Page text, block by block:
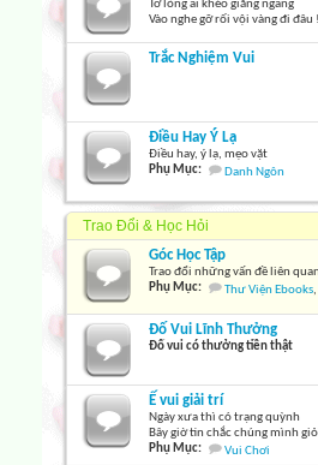
Tơ lòng ai khéo giăng ngang
Vào nghe gỡ rối vội vàng đi đâu
Trắc Nghiệm Vui
Điều Hay Ý Lạ
Điều hay, ý lạ, mẹo vặt
Phụ Mục:
Danh Ngôn
Trao Đổi & Học Hỏi
Góc Học Tập
Trao đổi những vấn đề liên
Phụ Mục:
Thư Viện Ebooks,
Đố Vui Lĩnh Thưởng
Đố vui có thưởng tiền thật
Ế vui giải trí
Ngày xưa thì có trạng quỳnh
Bây giờ tin chắc chúng mình
Phụ Mục:
Vui Chơi